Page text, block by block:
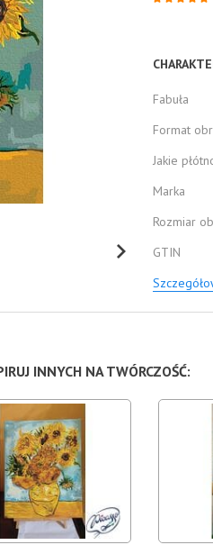
Fabuła
Format
Jakie
Marka
Rozmiar
GTIN
INNYCH NA TWÓRCZOŚĆ: